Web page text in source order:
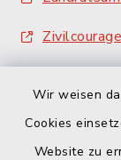
Wir weisen
Cookies
Website zu